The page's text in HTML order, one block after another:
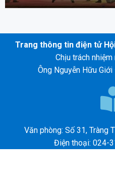
Trang thông tin điện tử
Chịu trách nhiệm
Ông Nguyễn Hữu
Văn phòng: Số 31, Tràng
Điện thoại: 024-